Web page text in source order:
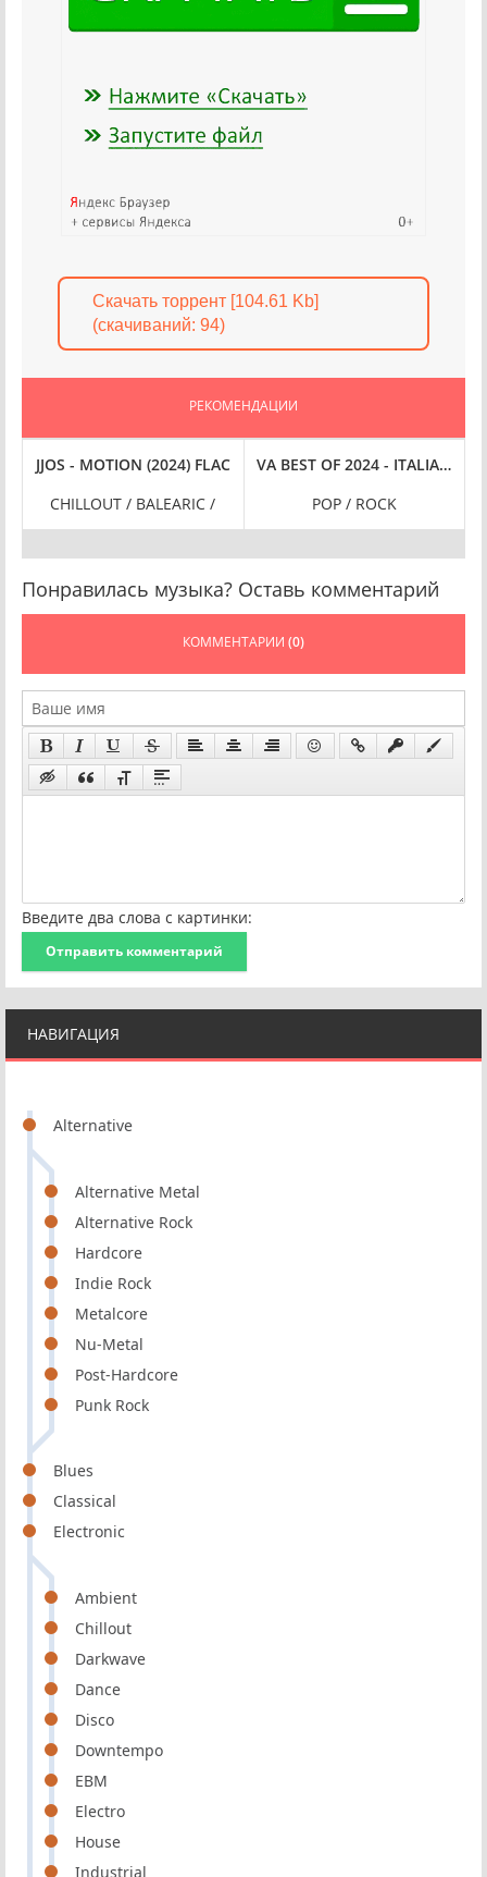
НАВИГАЦИЯ
Alternative
Alternative Metal
Alternative Rock
Hardcore
Indie Rock
Metalcore
Nu-Metal
Post-Hardcore
Punk Rock
Blues
Classical
Electronic
Ambient
Chillout
Darkwave
Dance
Disco
Downtempo
EBM
Electro
House
Industrial
Скачать торрент [104.61 Kb]
(cкачиваний: 94)
РЕКОМЕНДАЦИИ
FLAC [2 АЛЬБОМА] (1993-1994) FLAC
JJOS - MOTION (2024) FLAC
CHILLOUT / BALEARIC /
VA BEST OF 2024 - ITALIAN
POP / ROCK
Понравилась музыка? Оставь комментарий
КОММЕНТАРИИ (0)
Введите два слова с картинки:
Отправить комментарий